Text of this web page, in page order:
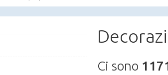
Ci sono